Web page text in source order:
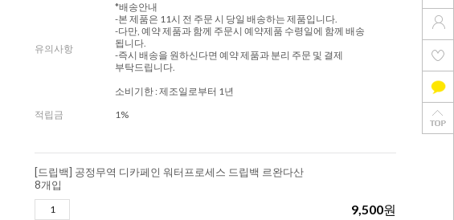
유의사항
*배송안내
-본 제품은 11시 전 주문 시 당일 배송하는 제품입니다.
-다만, 예약 제품과 함께 주문시 예약제품 수령일에 함께 배송
됩니다.
-즉시 배송을 원하신다면 예약 제품과 분리 주문 및 결제
부탁드립니다.
소비기한 : 제조일로부터 1년
적립금
1%
[드립백] 공정무역 디카페인 워터프로세스 드립백 르완다산
8개입
9,500원